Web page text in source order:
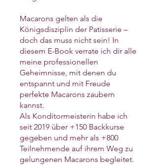
Macarons gelten als die
Königsdisziplin der Patisserie –
doch das muss nicht sein! In
diesem E-Book verrate ich dir alle
meine professionellen
Geheimnisse, mit denen du
entspannt und mit Freude
perfekte Macarons zaubern
kannst.
Als Konditormeisterin habe ich
seit 2019 über +150 Backkurse
gegeben und mehr als +800
Teilnehmende auf ihrem Weg zu
gelungenen Macarons begleitet.